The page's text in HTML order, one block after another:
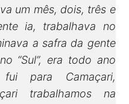
um mês, dois, três e
ia, trabalhava no
a safra da gente
“Sul”, era todo ano
para Camaçari,
trabalhamos na